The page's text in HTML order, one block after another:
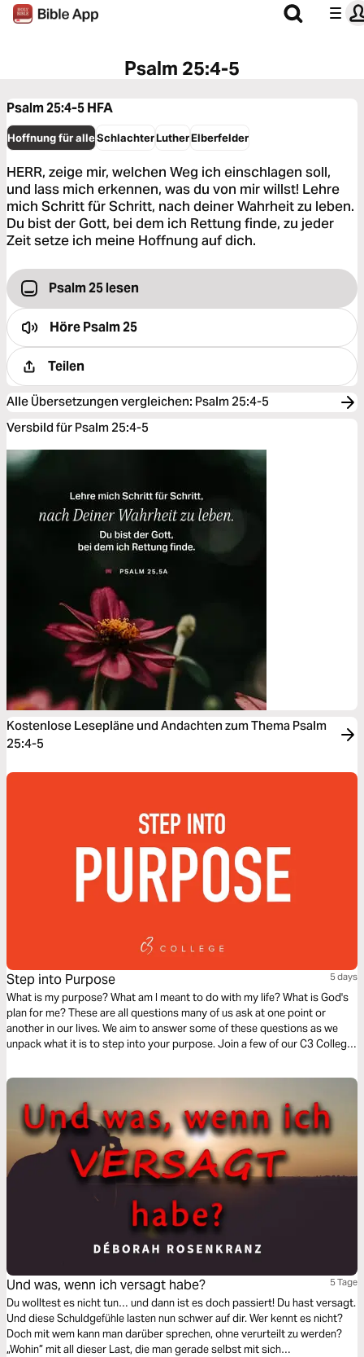
Psalm 25:4-5
Psalm 25:4-5HFA
Hoffnung für alleSchlachterLutherElberfelder
HERR, zeige mir, welchen Weg ich einschlagen soll,
und lass mich erkennen, was du von mir willst! Lehre
mich Schritt für Schritt, nach deiner Wahrheit zu leben.
Du bist der Gott, bei dem ich Rettung finde, zu jeder
Zeit setze ich meine Hoffnung auf dich.
Psalm 25 lesen
HörePsalm 25
Teilen
Alle Übersetzungen vergleichen: Psalm 25:4-5
Versbild für Psalm 25:4-5
Kostenlose Lesepläne und Andachten zum Thema Psalm
25:4-5
Step into Purpose 5 days
What is my purpose? What am I meant to do with my life? What is God's
plan for me? These are all questions many of us ask at one point or
another in our lives. We aim to answer some of these questions as we
unpack what it is to step into your purpose. Join a few of our C3 College
Und was, wenn ich versagt habe? 5 Tage
Du wolltest es nicht tun… und dann ist es doch passiert! Du hast versagt.
Und diese Schuldgefühle lasten nun schwer auf dir. Wer kennt es nicht?
Doch mit wem kann man darüber sprechen, ohne verurteilt zu werden?
„Wohin” mit all dieser Last, die man gerade selbst mit sich